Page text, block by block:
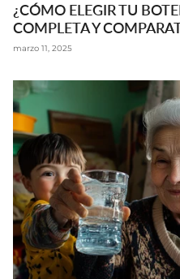
¿CÓMO ELEGIR TU
COMPLETA Y
marzo 11, 2025